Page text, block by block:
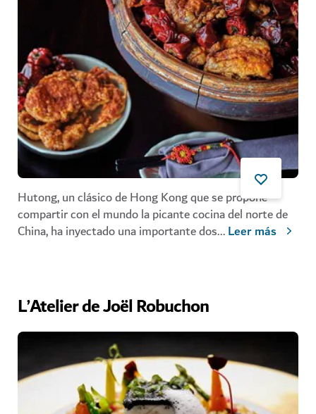
Hutong, un clásico de Hong Kong que se propone
compartir con el mundo la picante cocina del norte de
China, ha inyectado una importante dos...Leer más
L’Atelier de Joël Robuchon